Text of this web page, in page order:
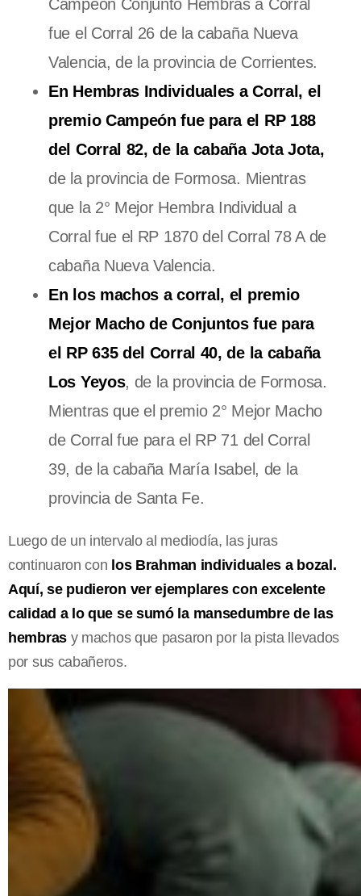
Campeón Conjunto Hembras a Corral
fue el Corral 26 de la cabaña Nueva
Valencia, de la provincia de Corrientes.
En Hembras Individuales a Corral, el
premio Campeón fue para el RP 188
del Corral 82, de la cabaña Jota Jota,
de la provincia de Formosa. Mientras
que la 2° Mejor Hembra Individual a
Corral fue el RP 1870 del Corral 78 A de
cabaña Nueva Valencia.
En los machos a corral, el premio
Mejor Macho de Conjuntos fue para
el RP 635 del Corral 40, de la cabaña
Los Yeyos, de la provincia de Formosa.
Mientras que el premio 2° Mejor Macho
de Corral fue para el RP 71 del Corral
39, de la cabaña María Isabel, de la
provincia de Santa Fe.
Luego de un intervalo al mediodía, las juras
continuaron con los Brahman individuales a bozal.
Aquí, se pudieron ver ejemplares con excelente
calidad a lo que se sumó la mansedumbre de las
hembrasy machos que pasaron por la pista llevados
por sus cabañeros.